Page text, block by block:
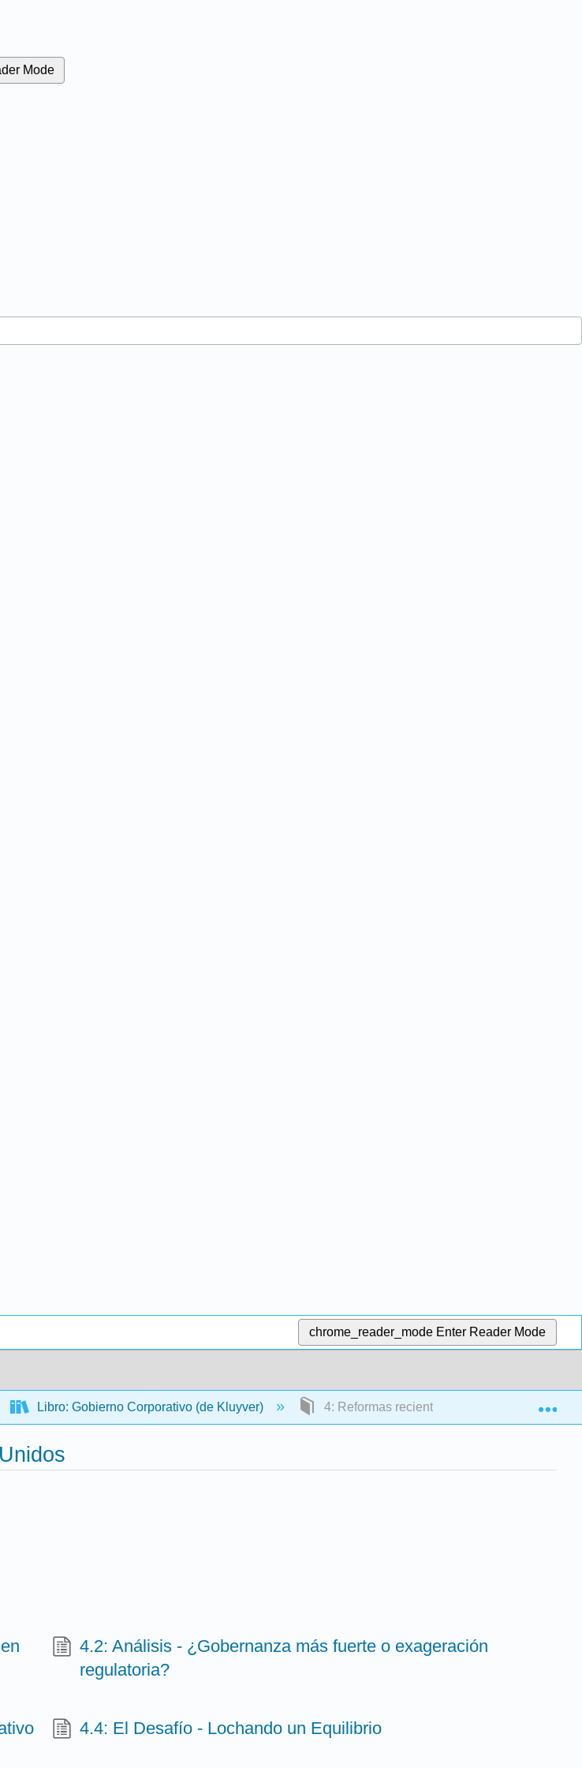
Mode
chrome_reader_mode Enter Reader Mode
Libro: Gobierno Corporativo (de Kluyver) 4: Reformas recientes de gobierno de
4.2: Análisis - ¿Gobernanza más fuerte o exageración
regulatoria?
4.4: El Desafío - Lochando un Equilibrio